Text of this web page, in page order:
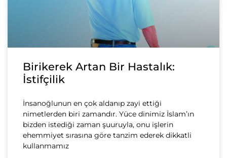
Birikerek Artan Bir Hastalık:
İstifçilik
İnsanoğlunun en çok aldanıp zayi ettiği
nimetlerden biri zamandır. Yüce dinimiz İslam’ın
bizden istediği zaman şuuruyla, onu işlerin
ehemmiyet sırasına göre tanzim ederek dikkatli
kullanmamız